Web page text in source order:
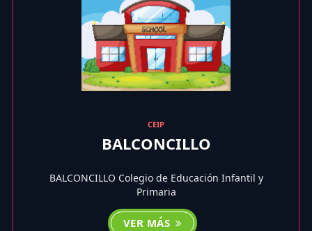
CEIP
BALCONCILLO
BALCONCILLO Colegio de Educación Infantil y
Primaria
VER MÁS